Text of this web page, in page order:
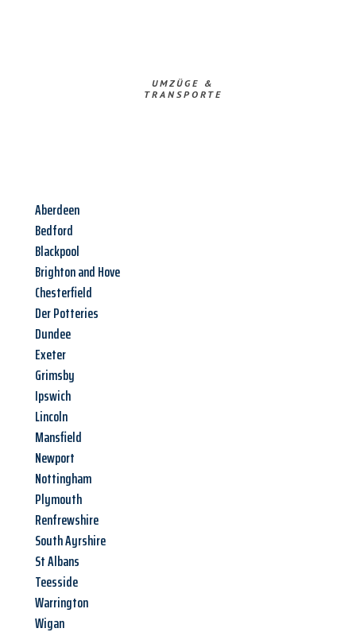
UMZÜGE &
TRANSPORTE
Aberdeen
Bedford
Blackpool
Brighton and Hove
Chesterfield
Der Potteries
Dundee
Exeter
Grimsby
Ipswich
Lincoln
Mansfield
Newport
Nottingham
Plymouth
Renfrewshire
South Ayrshire
St Albans
Teesside
Warrington
Wigan